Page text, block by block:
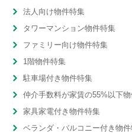
法人向け物件特集
タワーマンション物件特集
ファミリー向け物件特集
1階物件特集
駐車場付き物件特集
仲介手数料が家賃の55%以下
家具家電付き物件特集
ベランダ・バルコニー付き物件